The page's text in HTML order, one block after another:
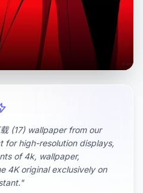
(17) wallpaper from our
for high-resolution displays,
of 4k, wallpaper,
4K original exclusively on